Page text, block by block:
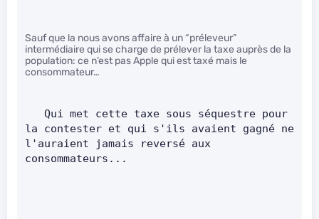
Sauf que la nous avons affaire à un “préleveur”
intermédiaire qui se charge de prélever la taxe auprès de la
population: ce n’est pas Apple qui est taxé mais le
consommateur…
la contester et qui s'ils avaient gagné ne
l'auraient jamais reversé aux
consommateurs...